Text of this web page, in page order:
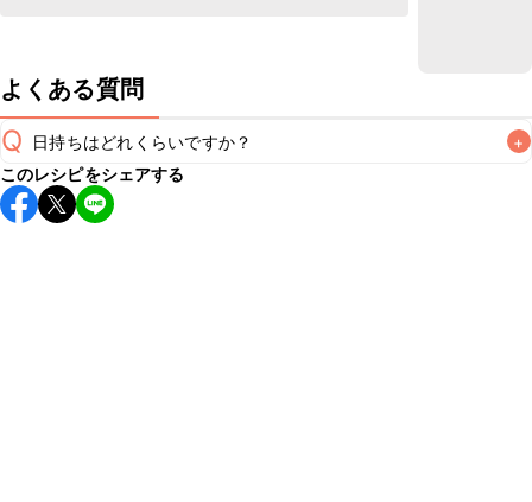
よくある質問
Q 日持ちはどれくらいですか？ +
保存期間は冷蔵で当日中が目安です。なるべくお早めにお召
し上がりください。
このレシピをシェアする